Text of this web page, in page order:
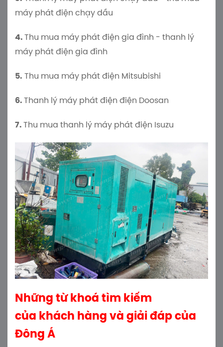
máy phát điện chạy dầu
4. Thu mua máy phát điện gia đình - thanh lý
máy phát điện gia đình
5. Thu mua máy phát điện Mitsubishi
6. Thanh lý máy phát điện điện Doosan
7. Thu mua thanh lý máy phát điện Isuzu
Những từ khoá tìm kiếm
của khách hàng và giải đáp của
Đông Á